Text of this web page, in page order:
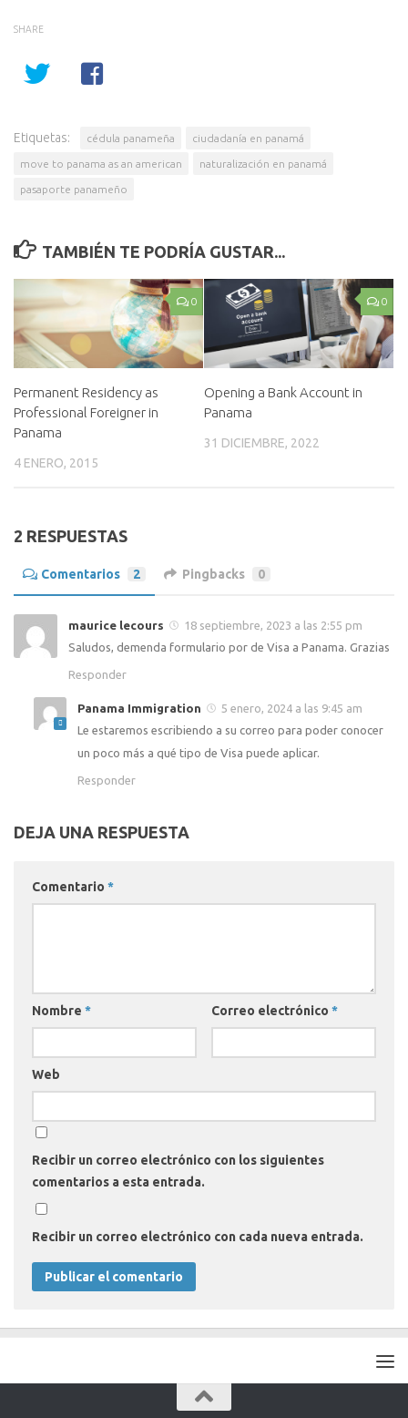
SHARE
Etiquetas: cédula panameña ciudadanía en panamá
move to panama as an american naturalización en panamá
pasaporte panameño
TAMBIÉN TE PODRÍA GUSTAR...
0
Permanent Residency as
Professional Foreigner in
Panama
4 ENERO, 2015
0
Opening a Bank Account in
Panama
31 DICIEMBRE, 2022
2 RESPUESTAS
Comentarios 2 Pingbacks 0
maurice lecours
18 septiembre, 2023 a las 2:55 pm
Saludos, demenda formulario por de Visa a Panama. Grazias
Responder
Panama Immigration
5 enero, 2024 a las 9:45 am
Le estaremos escribiendo a su correo para poder conocer
un poco más a qué tipo de Visa puede aplicar.
Responder
DEJA UNA RESPUESTA
Comentario *
Nombre * Correo electrónico *
Web
Recibir un correo electrónico con los siguientes
comentarios a esta entrada.
Recibir un correo electrónico con cada nueva entrada.